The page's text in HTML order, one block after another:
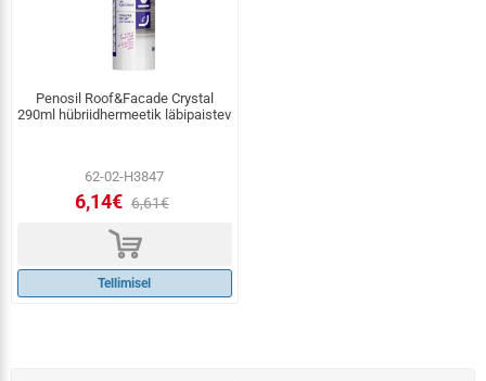
Penosil Roof&Facade Crystal
290ml hübriidhermeetik läbipaistev
62-02-H3847
6,14€ 6,61€
d
Tellimisel